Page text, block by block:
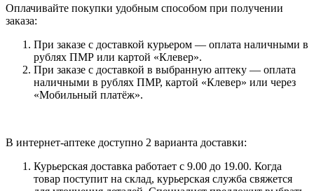
Оплачивайте покупки удобным способом при получении
заказа:
При заказе с доставкой курьером — оплата наличными в
рублях ПМР или картой «Клевер».
При заказе с доставкой в выбранную аптеку — оплата
наличными в рублях ПМР, картой «Клевер» или через
«Мобильный платёж».
В интернет-аптеке доступно 2 варианта доставки:
Курьерская доставка работает с 9.00 до 19.00. Когда
товар поступит на склад, курьерская служба свяжется